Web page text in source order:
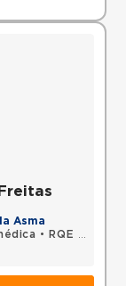
Asma
•
RQE 99789 - Pneumologia